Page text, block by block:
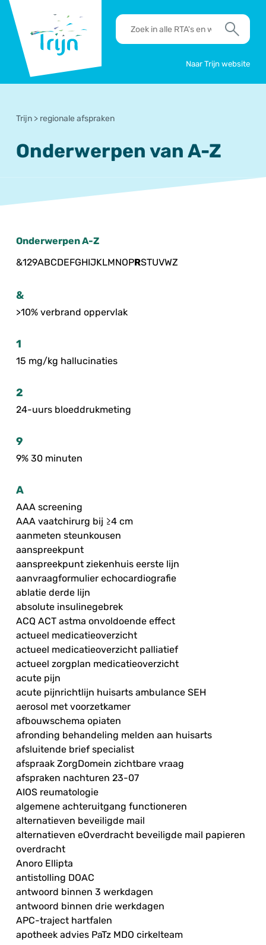
Trijn
RTA's
en
Zoek
Naar Trijn website
Trijn > regionale afspraken
Onderwerpen van A-Z
Onderwerpen A-Z
&129ABCDEFGHIJKLMNOPRSTUVWZ
&
>10% verbrand oppervlak
1
15 mg/kg hallucinaties
2
24-uurs bloeddrukmeting
9
9% 30 minuten
A
AAA screening
AAA vaatchirurg bij ≥4 cm
aanmeten steunkousen
aanspreekpunt
aanspreekpunt ziekenhuis eerste lijn
aanvraagformulier echocardiografie
ablatie derde lijn
absolute insulinegebrek
ACQ ACT astma onvoldoende effect
actueel medicatieoverzicht
actueel medicatieoverzicht palliatief
actueel zorgplan medicatieoverzicht
acute pijn
acute pijnrichtlijn huisarts ambulance SEH
aerosol met voorzetkamer
afbouwschema opiaten
afronding behandeling melden aan huisarts
afsluitende brief specialist
afspraak ZorgDomein zichtbare vraag
afspraken nachturen 23-07
AIOS reumatologie
algemene achteruitgang functioneren
alternatieven beveiligde mail
alternatieven eOverdracht beveiligde mail papieren
overdracht
Anoro Ellipta
antistolling DOAC
antwoord binnen 3 werkdagen
antwoord binnen drie werkdagen
APC-traject hartfalen
apotheek advies PaTz MDO cirkelteam